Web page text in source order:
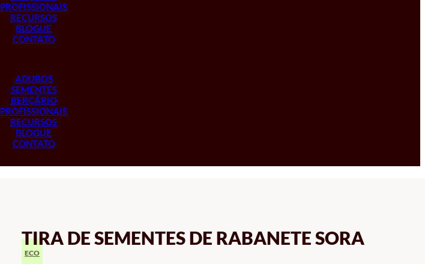
PROFISSIONAIS
RECURSOS
BLOGUE
CONTATO
ADUBOS
SEMENTES
BERÇÁRIO
PROFISSIONAIS
RECURSOS
BLOGUE
CONTATO
TIRA DE SEMENTES DE RABANETE SORA
ECO